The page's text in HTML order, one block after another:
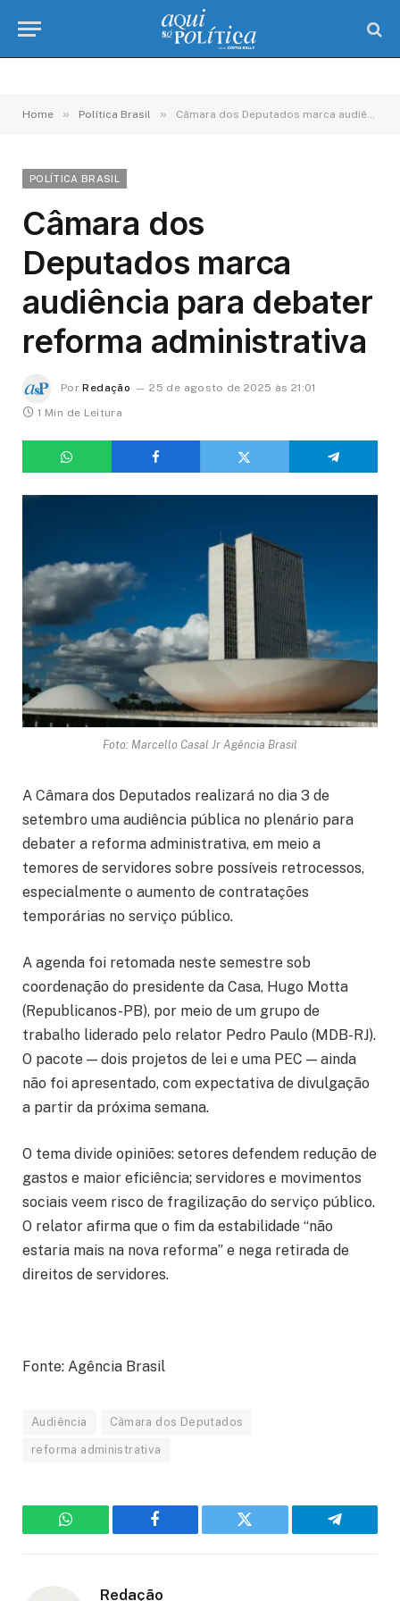
Home » Política Brasil » Câmara dos Deputados marca audiência para debater reforma administrativa
POLÍTICA BRASIL
Câmara dos
Deputados marca
audiência para debater
reforma administrativa
Por Redação
25 de agosto de 2025 às 21:01
1 Min de Leitura
Foto: Marcello Casal Jr Agência Brasil
A Câmara dos Deputados realizará no dia 3 de
setembro uma audiência pública no plenário para
debater a reforma administrativa, em meio a
temores de servidores sobre possíveis retrocessos,
especialmente o aumento de contratações
temporárias no serviço público.
A agenda foi retomada neste semestre sob
coordenação do presidente da Casa, Hugo Motta
(Republicanos-PB), por meio de um grupo de
trabalho liderado pelo relator Pedro Paulo (MDB-RJ).
O pacote — dois projetos de lei e uma PEC — ainda
não foi apresentado, com expectativa de divulgação
a partir da próxima semana.
O tema divide opiniões: setores defendem redução de
gastos e maior eficiência; servidores e movimentos
sociais veem risco de fragilização do serviço público.
O relator afirma que o fim da estabilidade “não
estaria mais na nova reforma” e nega retirada de
direitos de servidores.
Fonte: Agência Brasil
Audiência Câmara dos Deputados
reforma administrativa
WhatsApp Facebook Twitter Telegram
Redação